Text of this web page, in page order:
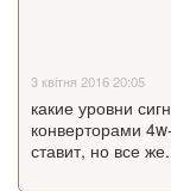
3 квітня 2016 20:05
какие уровни
конверторами
ставит, но все